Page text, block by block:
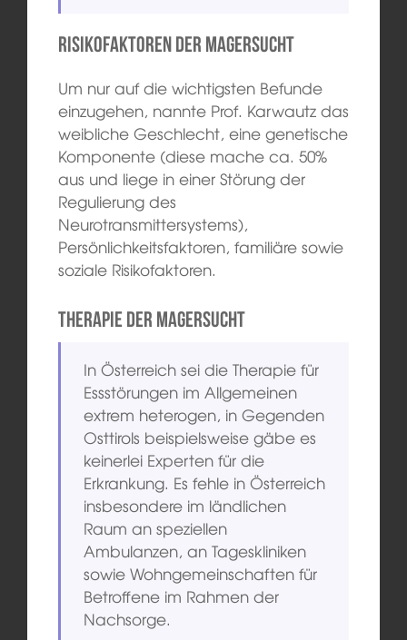
Risikofaktoren der Magersucht
Um nur auf die wichtigsten Befunde
einzugehen, nannte Prof. Karwautz das
weibliche Geschlecht, eine genetische
Komponente (diese mache ca. 50%
aus und liege in einer Störung der
Regulierung des
Neurotransmittersystems),
Persönlichkeitsfaktoren, familiäre sowie
soziale Risikofaktoren.
Therapie der Magersucht
In Österreich sei die Therapie für
Essstörungen im Allgemeinen
extrem heterogen, in Gegenden
Osttirols beispielsweise gäbe es
keinerlei Experten für die
Erkrankung. Es fehle in Österreich
insbesondere im ländlichen
Raum an speziellen
Ambulanzen, an Tageskliniken
sowie Wohngemeinschaften für
Betroffene im Rahmen der
Nachsorge.